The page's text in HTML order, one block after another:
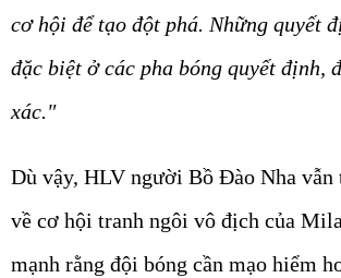
cơ hội để tạo đột phá. Những quyết
đặc biệt ở các pha bóng quyết định,
xác."
Dù vậy, HLV người Bồ Đào Nha vẫn
về cơ hội tranh ngôi vô địch của
mạnh rằng đội bóng cần mạo hiểm